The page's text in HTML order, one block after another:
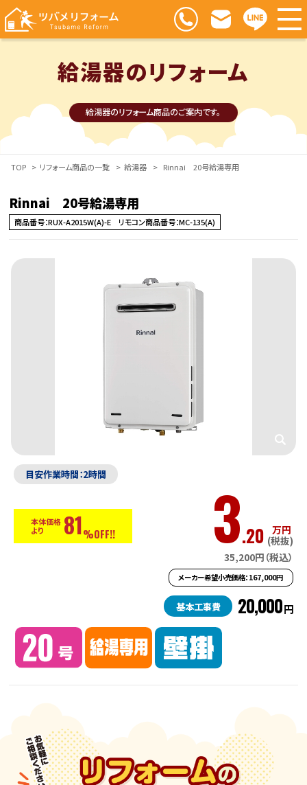
給湯器のリフォーム
給湯器のリフォーム商品のご案内です。
TOP > リフォーム商品の一覧 > 給湯器 > Rinnai 20号給湯専用
Rinnai 20号給湯専用
商品番号：RUX-A2015W(A)-E リモコン商品番号：MC-135(A)
目安作業時間：2時間
本体価格
より
81%OFF!! 3.20 万円
(税抜)
35,200円（税込）
メーカー希望小売価格：167,000円
基本工事費 20,000円